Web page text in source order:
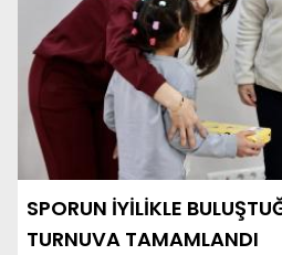
SPORUN İYİLİKLE
TURNUVA TAMAMLANDI